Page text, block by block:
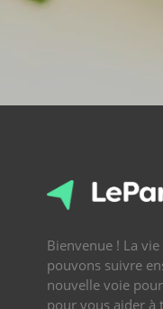
Bienvenue ! La
pouvons suivre
nouvelle voie
pour vous aider à